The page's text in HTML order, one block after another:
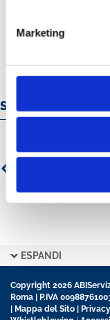
Marketing
Servizi e prodotti
ESPANDI
Copyright 2026
Roma | P.IVA
Mappa del Sito